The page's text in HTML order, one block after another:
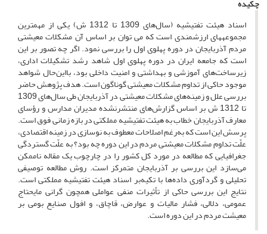
چکیده
اسناد هیئت تفتیشیه (سال‌های 1309 تا 1312 ش) یکی از مهمترین
مجموعه­های ارزشمندی است که می توان بر اساس آن مشکلات معیشتی
مردم آذربایجان در دوره پهلوی اول را بررسی نمود. اگر چه تصور بر این
است که جامعه ایران در دوره پهلوی اول شاهد رشد تشکیلات اداری،
زیرساخت‌های آموزشی و بهداشتی و امنیت داخلی بود، بااین‌حال شواهد
موجود حاکی از تداوم مشکلات معیشتی گوناگون است. هدف پژوهش حاضر
بررسی علل و زمینه‌های مشکلات معیشتی در آذربایجان طی سال‌های 1309
تا 1312 ش بر اساس گزارش‌های منتشرنشده مدیران مدارس و رؤسای
معارف آذربایجان خطاب به هیئت تفتیشیه مملکتی در بازه زمانی فوق است.
پرسش این است که به‌رغم اصلاحات معطوف به نوسازی در زمینه اقتصادی،
علّت تداوم مشکلات معیشتی مردم در این دوره چه بود؟ به علّت گستردگی
جغرافیایی که مطالعه در مورد کل کشور را در چارچوب یک مقاله ناممکن
می‌سازد این بررسی بر آذربایجان متمرکز است. روش مطالعه توصیفی
تحلیلی و گردآوری داده‌ها با تکیه‌بر اسناد هیئت تفتیشیه مملکتی است.
نتایج این بررسی حاکی از تأثیرات منفی عواملی همچون گرانی مایحتاج
عمومی، دلالی، فشار مالیات و عوارض، قاچاق، و افول صنایع بومی بر
معیشت مردم در این دوره است.